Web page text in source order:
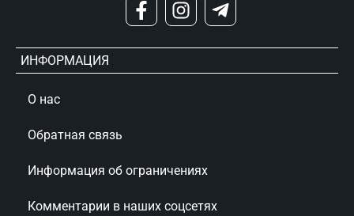
ИНФОРМАЦИЯ
О нас
Обратная связь
Информация об ограничениях
Комментарии в наших соцсетях